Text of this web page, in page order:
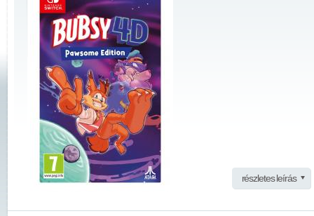
részletes leírás